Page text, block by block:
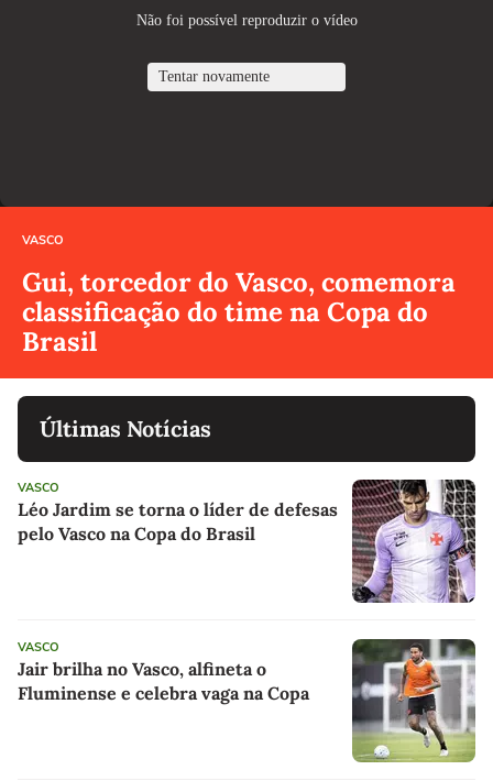
VASCO
Gui, torcedor do Vasco, comemora
classificação do time na Copa do
Brasil
Últimas Notícias
VASCO
Léo Jardim se torna o líder de defesas
pelo Vasco na Copa do Brasil
VASCO
Jair brilha no Vasco, alfineta o
Fluminense e celebra vaga na Copa